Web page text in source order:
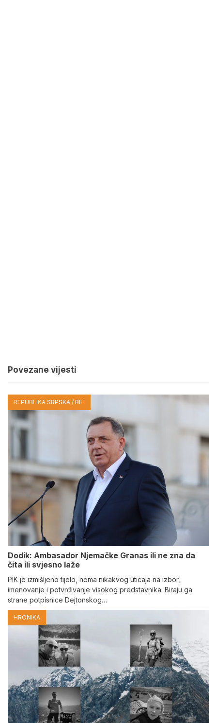
Povezane vijesti
REPUBLIKA SRPSKA / BIH
Dodik: Ambasador Njemačke Granas ili ne zna da
čita ili svjesno laže
PIK je izmišljeno tijelo, nema nikakvog uticaja na izbor,
imenovanje i potvrđivanje visokog predstavnika. Biraju ga
strane potpisnice Dejtonskog…
HRONIKA